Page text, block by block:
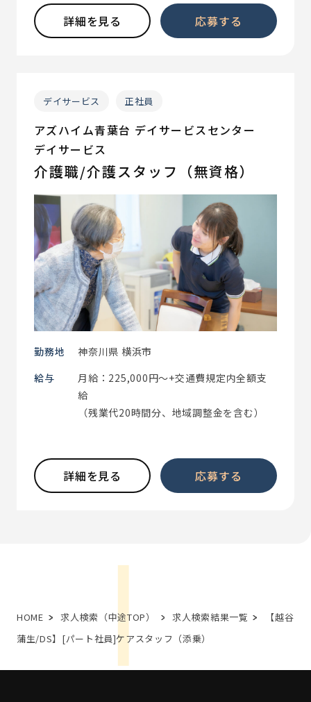
詳細を見る 応募する
デイサービス 正社員
アズハイム青葉台 デイサービスセンター
デイサービス
介護職/介護スタッフ（無資格）
勤務地
神奈川県 横浜市
給与
月給：225,000円～+交通費規定内全額支
給
（残業代20時間分、地域調整金を含む）
詳細を見る 応募する
HOME 求人検索（中途TOP） 求人検索結果一覧
【越谷
蒲生/DS】[パート社員]ケアスタッフ（添乗）